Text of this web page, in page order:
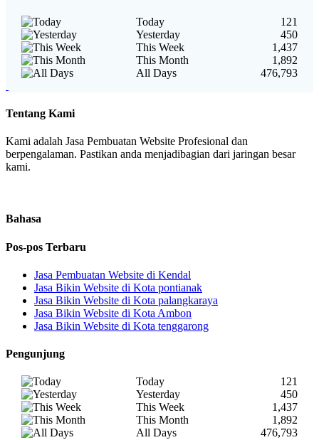
Today
121
Yesterday
450
This Week
1,437
This Month
1,892
All Days
476,793
Tentang Kami
Kami adalah Jasa Pembuatan Website Profesional dan
berpengalaman. Pastikan anda menjadibagian dari jaringan besar
kami.
Bahasa
Pos-pos Terbaru
Jasa Pembuatan Website di Kendal
Jasa Bikin Website di Kota pontianak
Jasa Bikin Website di Kota palangkaraya
Jasa Bikin Website di Kota Ambon
Jasa Bikin Website di Kota tenggarong
Pengunjung
Today
121
Yesterday
450
This Week
1,437
This Month
1,892
All Days
476,793